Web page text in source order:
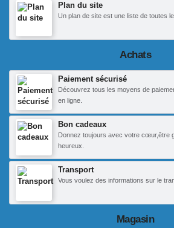
Plan du site
Un plan de site est une liste de toutes
Achats
Paiement sécurisé
Découvrez tous les moyens de
en ligne.
Bon cadeaux
Donnez toujours avec votre cœur,être
heureux.
Transport
Vous voulez des informations sur le
Magasin